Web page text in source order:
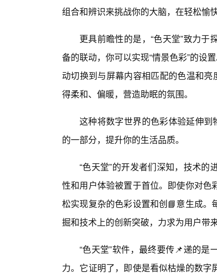
组合和辨识来挑战你的大脑，在轻松愉
更具前瞻性的是，“色天堂”致力
备的联动，你可以实现“情景色彩”的设
动切换到与屏幕内容相匹配的色温和
得柔和、偏暖，营造助眠的氛围。
这种将数字世界的色彩体验延伸到
的一部分，提升你的生活品质。
“色天堂”的开发者们深知，技术
性和用户体验被置于首位。即使你对
松实现复杂的色彩设置和创📘意生成
掘和技术上的创新突破，力求为用户带
“色天堂”软件，最终要传📌递的
力。它证明了，即使是看似枯燥的数